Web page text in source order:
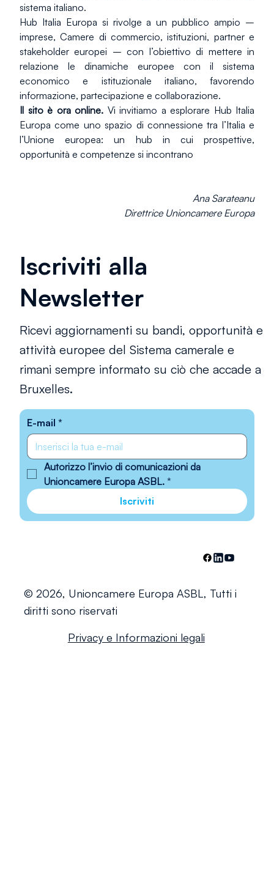
sistema italiano.
Hub Italia Europa si rivolge a un pubblico ampio –
imprese, Camere di commercio, istituzioni, partner e
stakeholder europei – con l’obiettivo di mettere in
relazione le dinamiche europee con il sistema
economico e istituzionale italiano, favorendo
informazione, partecipazione e collaborazione.
Il sito è ora online. Vi invitiamo a esplorare Hub Italia
Europa come uno spazio di connessione tra l’Italia e
l’Unione europea: un hub in cui prospettive,
opportunità e competenze si incontrano
Ana Sarateanu
Direttrice Unioncamere Europa
© 2026, Unioncamere Europa ASBL, Tutti i
diritti sono riservati
Privacy e Informazioni legali
E-mail *
Autorizzo l’invio di comunicazioni da
Unioncamere Europa ASBL. *
Iscriviti
Iscriviti alla
Newsletter
Ricevi aggiornamenti su bandi, opportunità e
attività europee del Sistema camerale e
rimani sempre informato su ciò che accade a
Bruxelles.